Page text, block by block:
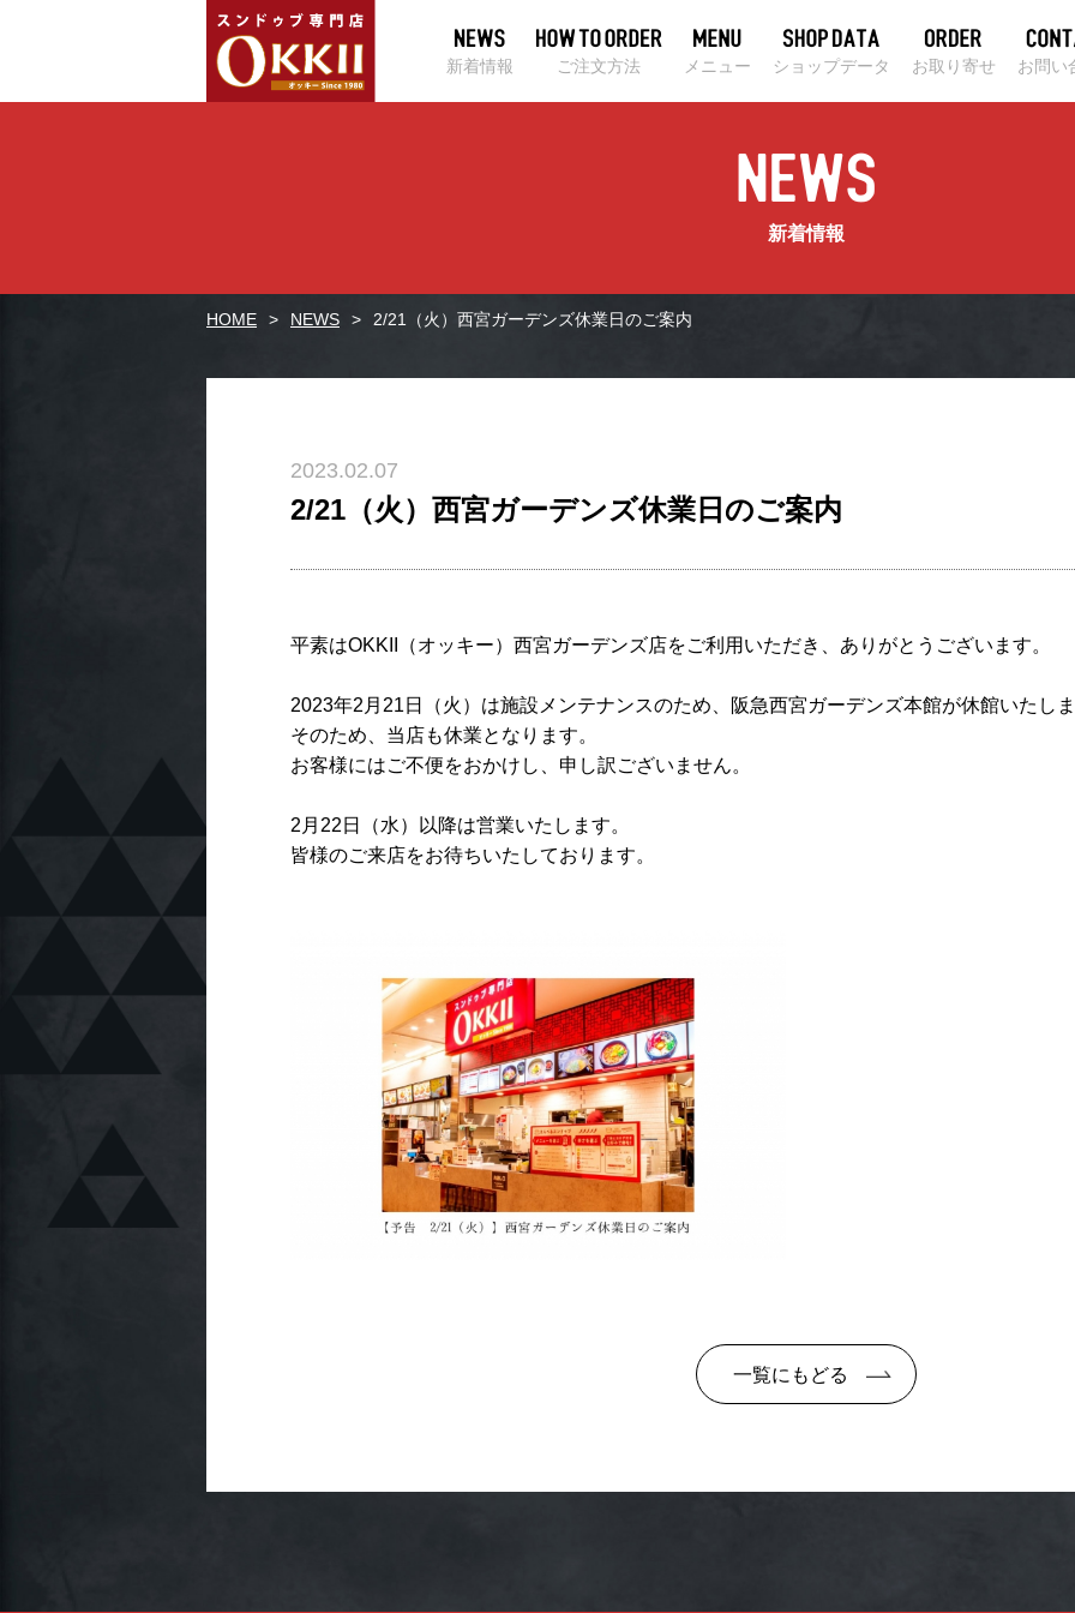
新着情報 ご注文方法 メニュー ショップデータ お取り寄せ お問い
新着情報
HOME NEWS 2/21（火）西宮ガーデンズ休業日のご案内
2023.02.07
2/21（火）西宮ガーデンズ休業日のご案内
平素はOKKII（オッキー）西宮ガーデンズ店をご利用いただき、ありがとうございます。
2023年2月21日（火）は施設メンテナンスのため、阪急西宮ガーデンズ本館が休館いたし
そのため、当店も休業となります。
お客様にはご不便をおかけし、申し訳ございません。
2月22日（水）以降は営業いたします。
皆様のご来店をお待ちいたしております。
一覧にもどる